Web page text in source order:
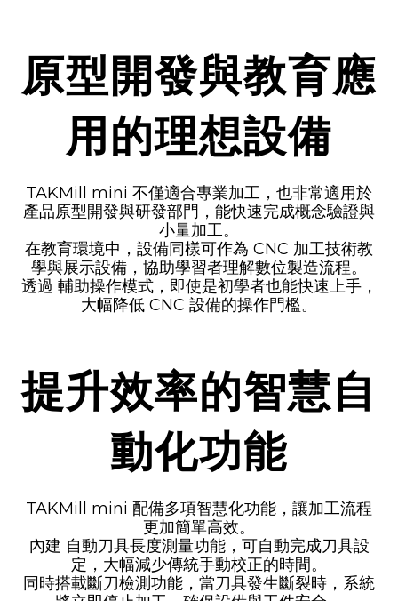
原型開發與教育應
用的理想設備
TAKMill mini 不僅適合專業加工，也非常適用於
產品原型開發與研發部門 ，能快速完成概念驗證與
小量加工。
在教育環境中，設備同樣可作為 CNC 加工技術教
學與展示設備 ，協助學習者理解數位製造流程。
透過 輔助操作模式，即使是初學者也能快速上手，
大幅降低 CNC 設備的操作門檻。
提升效率的智慧自
動化功能
TAKMill mini 配備多項智慧化功能，讓加工流程
更加簡單高效。
內建 自動刀具長度測量功能，可自動完成刀具設
定，大幅減少傳統手動校正的時間。
同時搭載斷刀檢測功能 ，當刀具發生斷裂時，系統